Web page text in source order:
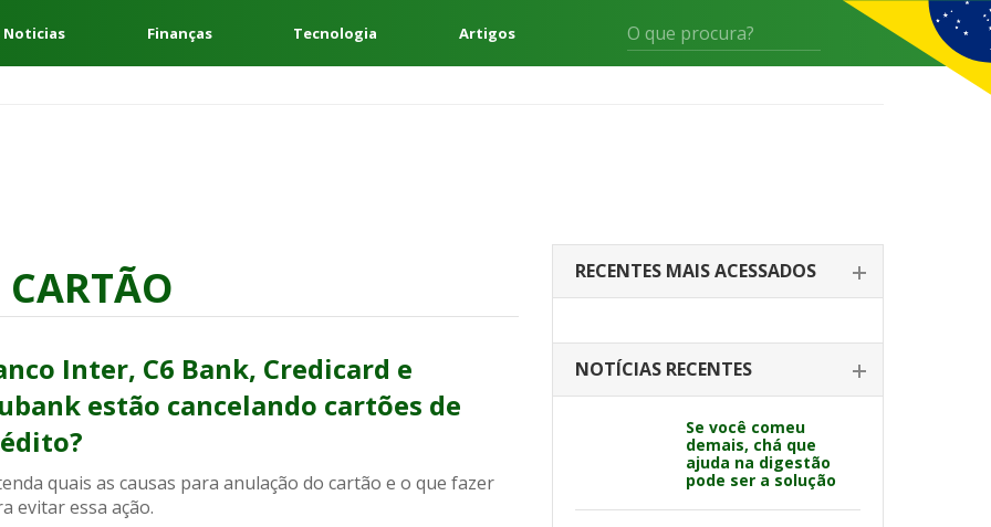
Noticias Finanças Tecnologia Artigos
Inter, C6 Bank, Credicard e
estão cancelando cartões de
quais as causas para anulação do cartão e o que fazer
evitar essa ação.
RECENTES MAIS ACESSADOS
NOTÍCIAS RECENTES
Se você comeu
demais, chá que
ajuda na digestão
pode ser a solução